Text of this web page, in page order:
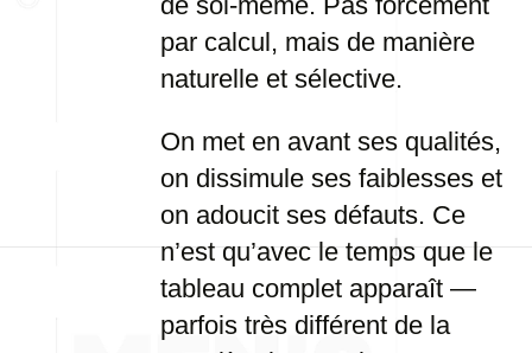
par calcul, mais de manière
naturelle et sélective.
On met en avant ses qualités,
on dissimule ses faiblesses et
on adoucit ses défauts. Ce
n’est qu’avec le temps que le
tableau complet apparaît —
parfois très différent de la